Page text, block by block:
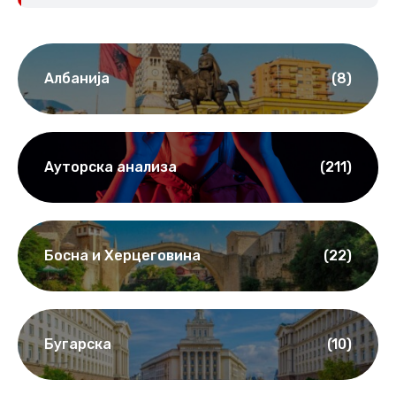
Албанија (8)
Ауторска анализа (211)
Босна и Херцеговина (22)
Бугарска (10)